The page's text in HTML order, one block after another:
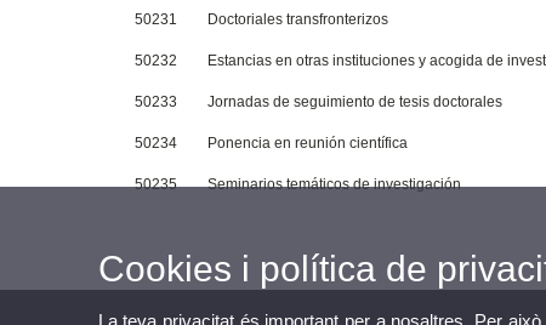
50231 Doctoriales transfronterizos
50232 Estancias en otras instituciones y acogida de
50233 Jornadas de seguimiento de tesis doctorales
50234 Ponencia en reunión científica
50235 Seminarios temáticos de investigación
Cookies i política de
La teva privacitat és important per a nosaltres. Per